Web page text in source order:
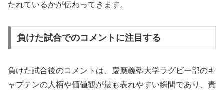
たれているかが伝わってきます。
負けた試合でのコメントに注目する
負けた試合後のコメントは、慶應義塾大学ラグビー部のキ
ャプテンの人柄や価値観が最も表れやすい瞬間であり、責